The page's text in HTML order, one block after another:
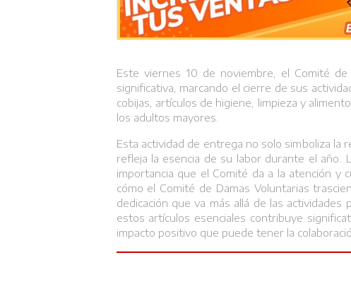
Este viernes 10 de noviembre, el Comité de
significativa, marcando el cierre de sus
cobijas, artículos de higiene, limpieza y
los adultos mayores.
Esta actividad de entrega no solo simboliza la
refleja la esencia de su labor durante el año.
importancia que el Comité da a la atención y
cómo el Comité de Damas Voluntarias
dedicación que va más allá de las
estos artículos esenciales contribuye
impacto positivo que puede tener la